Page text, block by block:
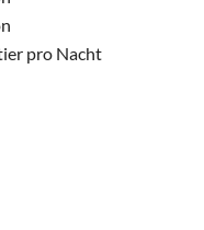
pro Nacht